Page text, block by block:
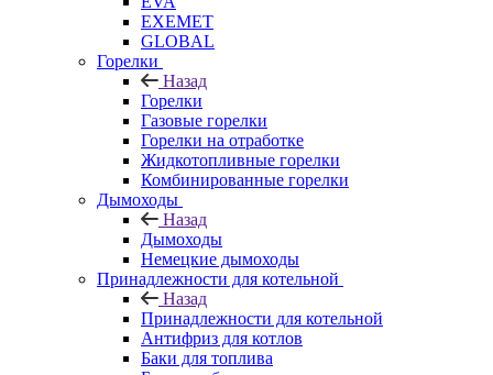
EXEMET
GLOBAL
Горелки
Назад
Горелки
Газовые горелки
Горелки на отработке
Жидкотопливные горелки
Комбинированные горелки
Дымоходы
Назад
Дымоходы
Немецкие дымоходы
Принадлежности для котельной
Назад
Принадлежности для котельной
Антифриз для котлов
Баки для топлива